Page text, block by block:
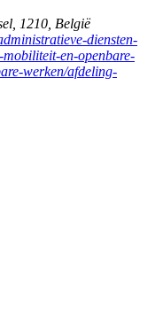
1210 België
diensten-
en-openbare-
werken/afdeling-